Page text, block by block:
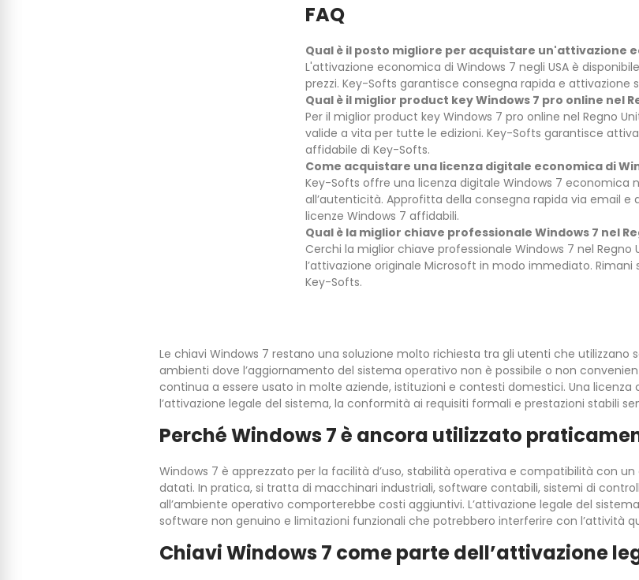
FAQ
Qual è il posto migliore per acquistare un'attivazione
L'attivazione economica di Windows 7 negli USA è
prezzi. Key-Softs garantisce consegna rapida e attivazione
Qual è il miglior product key Windows 7 pro online nel
Per il miglior product key Windows 7 pro online nel Regno
valide a vita per tutte le edizioni. Key-Softs garantisce
affidabile di Key-Softs.
Come acquistare una licenza digitale economica di
Key-Softs offre una licenza digitale Windows 7 economica
all’autenticità. Approfitta della consegna rapida via email
licenze Windows 7 affidabili.
Qual è la miglior chiave professionale Windows 7 nel
Cerchi la miglior chiave professionale Windows 7 nel
l’attivazione originale Microsoft in modo immediato.
Key-Softs.
Le chiavi Windows 7 restano una soluzione molto richiesta tra gli utenti che utilizzano
ambienti dove l’aggiornamento del sistema operativo non è possibile o non
continua a essere usato in molte aziende, istituzioni e contesti domestici. Una
l’attivazione legale del sistema, la conformità ai requisiti formali e prestazioni stabili
Perché Windows 7 è ancora utilizzato
Windows 7 è apprezzato per la facilità d’uso, stabilità operativa e compatibilità con
datati. In pratica, si tratta di macchinari industriali, software contabili, sistemi di
all’ambiente operativo comporterebbe costi aggiuntivi. L’attivazione legale del
software non genuino e limitazioni funzionali che potrebbero interferire con l’attività
Chiavi Windows 7 come parte dell’attivazione